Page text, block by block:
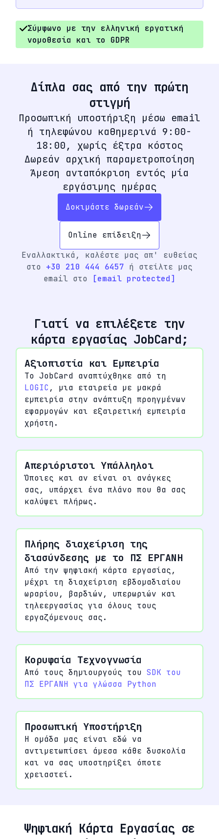
Σύμφωνο με την ελληνική εργατική
νομοθεσία και το GDPR
Δίπλα σας από την πρώτη
στιγμή
Προσωπική υποστήριξη μέσω email
ή τηλεφώνου καθημερινά 9:00-
18:00, χωρίς έξτρα κόστος
Δωρεάν αρχική παραμετροποίηση
Άμεση ανταπόκριση εντός μία
εργάσιμης ημέρας
Δοκιμάστε δωρεάν
Online επίδειξη
Εναλλακτικά, καλέστε μας απ' ευθείας
στο +30 210 444 6457 ή στείλτε μας
email στο
[email protected]
Γιατί να επιλέξετε την
κάρτα εργασίας JobCard;
Αξιοπιστία και Εμπειρία
Το JobCard αναπτύχθηκε από τη
LOGIC , μια εταιρεία με μακρά
εμπειρία στην ανάπτυξη προηγμένων
εφαρμογών και εξαιρετική εμπειρία
χρήστη.
Απεριόριστοι Υπάλληλοι
Όποιες και αν είναι οι ανάγκες
σας, υπάρχει ένα πλάνο που θα σας
καλύψει πλήρως.
Πλήρης διαχείριση της
διασύνδεσης με το ΠΣ ΕΡΓΑΝΗ
Από την ψηφιακή κάρτα εργασίας,
μέχρι τη διαχείριση εβδομαδιαίου
ωραρίου, βαρδιών, υπερωριών και
τηλεεργασίας για όλους τους
εργαζόμενους σας.
Κορυφαία Τεχνογνωσία
Από τους δημιουργούς του SDK του
ΠΣ ΕΡΓΑΝΗ για γλώσσα Python
Προσωπική Υποστήριξη
Η ομάδα μας είναι εδώ να
αντιμετωπίσει άμεσα κάθε δυσκολία
και να σας υποστηρίξει όποτε
χρειαστεί.
Ψηφιακή Κάρτα Εργασίας σε